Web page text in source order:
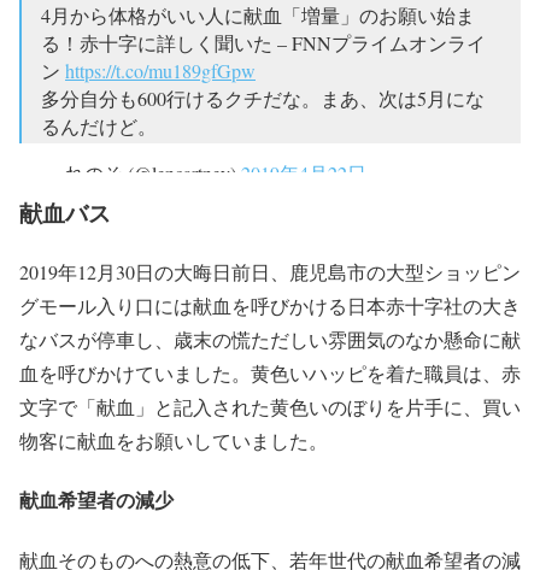
4月から体格がいい人に献血「増量」のお願い始ま
る！赤十字に詳しく聞いた – FNNプライムオンライ
ン https://t.co/mu189gfGpw
多分自分も600行けるクチだな。まあ、次は5月にな
るんだけど。
— れのそ (@lencartney) 2019年4月22日
献血バス
2019年12月30日の大晦日前日、鹿児島市の大型ショッピン
グモール入り口には献血を呼びかける日本赤十字社の大き
なバスが停車し、歳末の慌ただしい雰囲気のなか懸命に献
血を呼びかけていました。黄色いハッピを着た職員は、赤
文字で「献血」と記入された黄色いのぼりを片手に、買い
物客に献血をお願いしていました。
献血希望者の減少
献血そのものへの熱意の低下、若年世代の献血希望者の減